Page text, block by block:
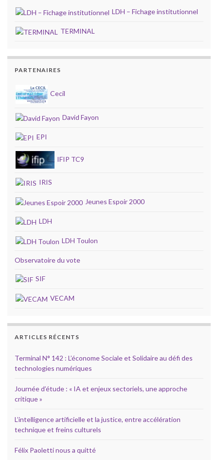
LDH – Fichage institutionnel
TERMINAL
PARTENAIRES
Cecil
David Fayon
EPI
IFIP TC9
IRIS
Jeunes Espoir 2000
LDH
LDH Toulon
Observatoire du vote
SIF
VECAM
ARTICLES RÉCENTS
Terminal N° 142 : L’économe Sociale et Solidaire au défi des
technologies numériques
Journée d’étude : « IA et enjeux sectoriels, une approche
critique »
L’intelligence artificielle et la justice, entre accélération
technique et freins culturels
Félix Paoletti nous a quitté